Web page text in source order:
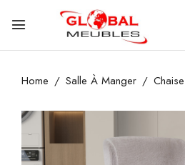
Home Salle À Manger Chaise